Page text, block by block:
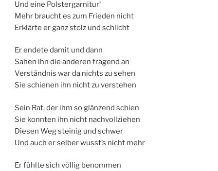
Und eine Polstergarnitur‘
Mehr braucht es zum Frieden nicht
Erklärte er ganz stolz und schlicht
Er endete damit und dann
Sahen ihn die anderen fragend an
Verständnis war da nichts zu sehen
Sie schienen ihn nicht zu verstehen
Sein Rat, der ihm so glänzend schien
Sie konnten ihn nicht nachvollziehen
Diesen Weg steinig und schwer
Und auch er selber wusst’s nicht mehr
Er fühlte sich völlig benommen